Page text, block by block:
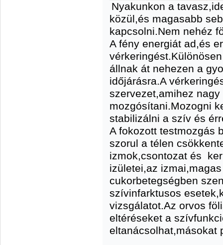
Nyakunkon a
közül,és magasabb
kapcsolni.Nem nehéz
A fény energiát ad,és
állnak át nehezen a
időjárásra.A
szervezet,amihez
mozgósítani.Mozogni
stabilizálni a szív és
A fokozott testmozgás
szorul a télen
izmok,csontozat és
izületei,az
cukorbetegségben
szívinfarktusos
vizsgálatot.Az orvos
eltéréseket a
eltanácsolhat,másokat